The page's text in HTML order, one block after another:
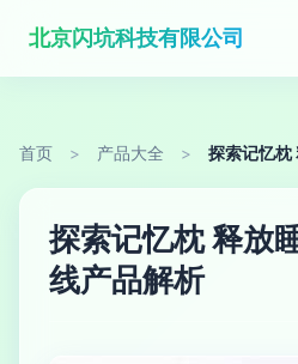
北京闪坑科技有限公司
首页 > 产品大全 > 探索记忆枕
探索记忆枕 释放
线产品解析